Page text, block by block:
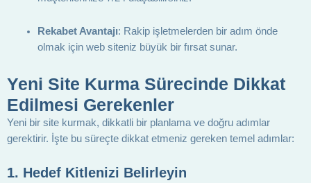
Rekabet Avantajı: Rakip işletmelerden bir adım önde
olmak için web siteniz büyük bir fırsat sunar.
Yeni Site Kurma Sürecinde Dikkat
Edilmesi Gerekenler
Yeni bir site kurmak, dikkatli bir planlama ve doğru adımlar
gerektirir. İşte bu süreçte dikkat etmeniz gereken temel adımlar:
1. Hedef Kitlenizi Belirleyin